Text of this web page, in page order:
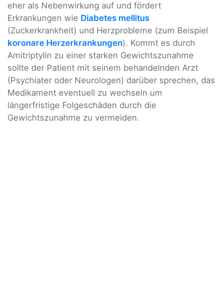
eher als Nebenwirkung auf und fördert
Erkrankungen wie Diabetes mellitus
(Zuckerkrankheit) und Herzprobleme (zum Beispiel
koronare Herzerkrankungen). Kommt es durch
Amitriptylin zu einer starken Gewichtszunahme
sollte der Patient mit seinem behandelnden Arzt
(Psychiater oder Neurologen) darüber sprechen, das
Medikament eventuell zu wechseln um
längerfristige Folgeschäden durch die
Gewichtszunahme zu vermeiden.